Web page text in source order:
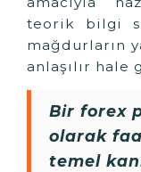
teorik bilgi
mağdurların
anlaşılır
Bir forex
olarak
temel